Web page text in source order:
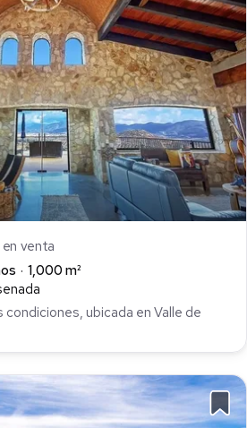
en venta
1,000 m²
ubicada en Valle de